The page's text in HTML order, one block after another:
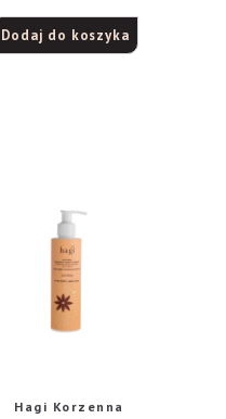
5.00na 5
Dodaj do koszyka
Hagi Korzenna